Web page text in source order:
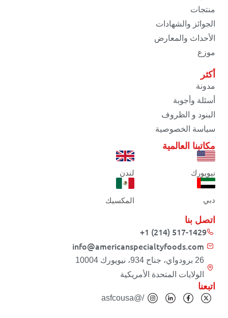
منتجات
الجوائز والشهادات
الأحداث والمعارض
موزع
أكثر
مدونة
أسئلة وأجوبة
البنود و الظروف
سياسة الخصوصية
مكاتبنا العالمية
نيويورك لندن
دبي المكسيك
اتصل بنا
+1 (214) 517-1429
info@americanspecialtyfoods.com
26 برودواي، جناح 934، نيويورك 10004
الولايات المتحدة الأمريكية
اتبعنا
/@asfcousa